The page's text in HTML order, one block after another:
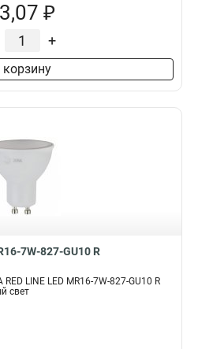
₽
+
корзину
7W-827-GU10 R
LINE LED MR16-7W-827-GU10 R
свет